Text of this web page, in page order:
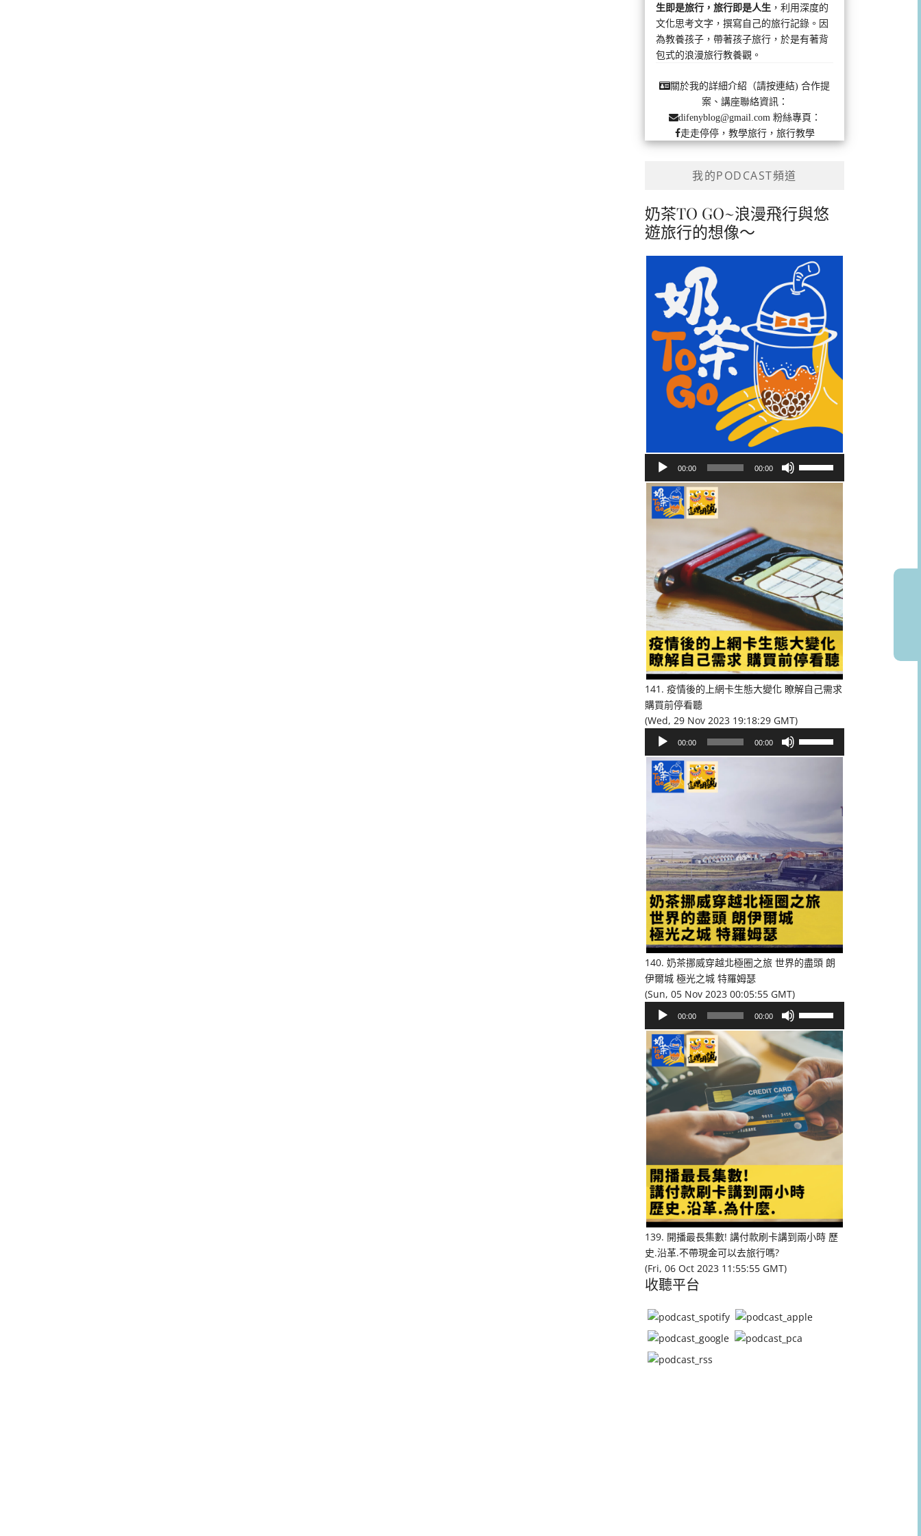
生即是旅行，旅行即是人生 ，利用深度的
文化思考文字，撰寫自己的旅行記錄。因
為教養孩子，帶著孩子旅行，於是有著背
包式的浪漫旅行教養觀。
關於我的詳細介紹（請按連結) 合作提
案、講座聯絡資訊：
difenyblog@gmail.com粉絲專頁：
走走停停，教學旅行，旅行教學
我的PODCAST頻道
奶茶TO GO~浪漫飛行與悠
遊旅行的想像～
播
放
00:00 00:00
鍵
以
提
高
或
降
低
音
量。
141. 疫情後的上網卡生態大變化 瞭解自己需求
購買前停看聽
(Wed, 29 Nov 2023 19:18:29 GMT)
播
放
00:00 00:00
以
提
高
或
降
量。
140. 奶茶挪威穿越北極圈之旅 世界的盡頭 朗
伊爾城 極光之城 特羅姆瑟
(Sun, 05 Nov 2023 00:05:55 GMT)
播
放
器
00:00 00:00
向
上/
向
下
鍵
以
提
或
降
低
量。
139. 開播最長集數! 講付款刷卡講到兩小時 歷
史.沿革.不帶現金可以去旅行嗎?
(Fri, 06 Oct 2023 11:55:55 GMT)
收聽平台